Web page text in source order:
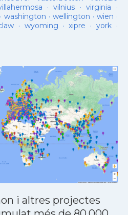
·vilnius ·virginia ·
·washington · wellington · wien ·
· wyoming ·xipre · york·
i altres projectes